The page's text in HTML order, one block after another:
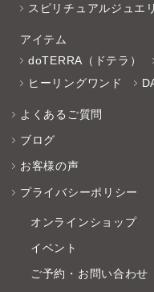
スピリチュアルジュエ
アイテム
doTERRA（ドテラ）
ヒーリングワンド
よくあるご質問
ブログ
お客様の声
プライバシーポリシー
オンラインショップ
イベント
ご予約・お問い合わせ